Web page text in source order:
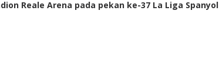
Reale Arena pada pekan ke-37 La Liga Spanyol